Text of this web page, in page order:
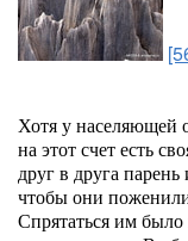
Хотя у населяющей
на этот счет есть
друг в друга
чтобы они
Спрятаться им